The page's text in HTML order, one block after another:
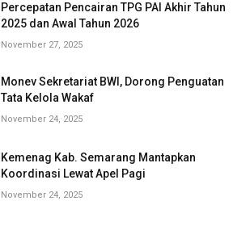
Percepatan Pencairan TPG PAI Akhir Tahun
2025 dan Awal Tahun 2026
November 27, 2025
Monev Sekretariat BWI, Dorong Penguatan
Tata Kelola Wakaf
November 24, 2025
Kemenag Kab. Semarang Mantapkan
Koordinasi Lewat Apel Pagi
November 24, 2025